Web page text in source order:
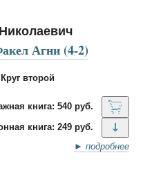
Агни (4-2)
второй
книга: 540 руб.
книга: 249 руб.
► подробнее